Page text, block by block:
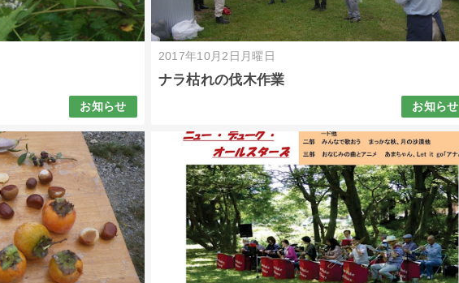
お知らせ
2017年10月2日月曜日
ナラ枯れの伐木作業
お知らせ